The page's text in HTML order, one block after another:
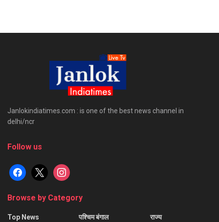
Janlokindiatimes.com : is one of the best news channel in
delhi/ncr
Follow us
facebook
x instagram
Browse by Category
Top News
पश्चिम बंगाल
राज्य